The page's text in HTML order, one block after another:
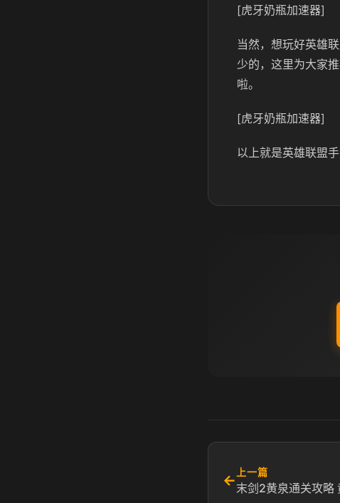
[虎牙奶瓶加速器]
当然，想玩好英雄
少的，这里为大家
啦。
[虎牙奶瓶加速器]
以上就是英雄联盟
← 上一篇
末剑2黄泉通关攻略